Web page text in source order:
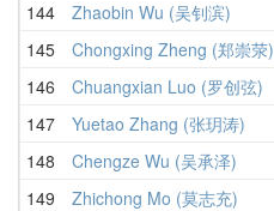
144
Zhaobin Wu (吴钊滨)
145
Chongxing Zheng (郑崇荥)
146
Chuangxian Luo (罗创弦)
147
Yuetao Zhang (张玥涛)
148
Chengze Wu (吴承泽)
149
Zhichong Mo (莫志充)